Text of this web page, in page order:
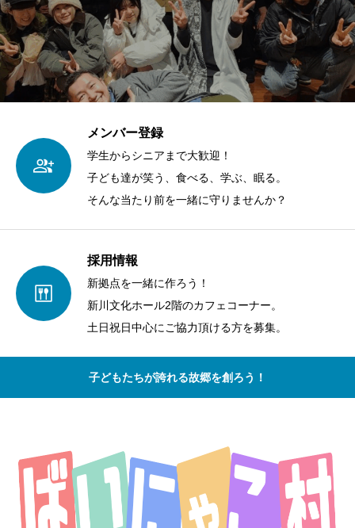
メンバー登録
学生からシニアまで大歓迎！
子ども達が笑う、食べる、学ぶ、眠る。
そんな当たり前を一緒に守りませんか？
採用情報
新拠点を一緒に作ろう！
新川文化ホール2階のカフェコーナー。
土日祝日中心にご協力頂ける方を募集。
子どもたちが誇れる故郷を創ろう！